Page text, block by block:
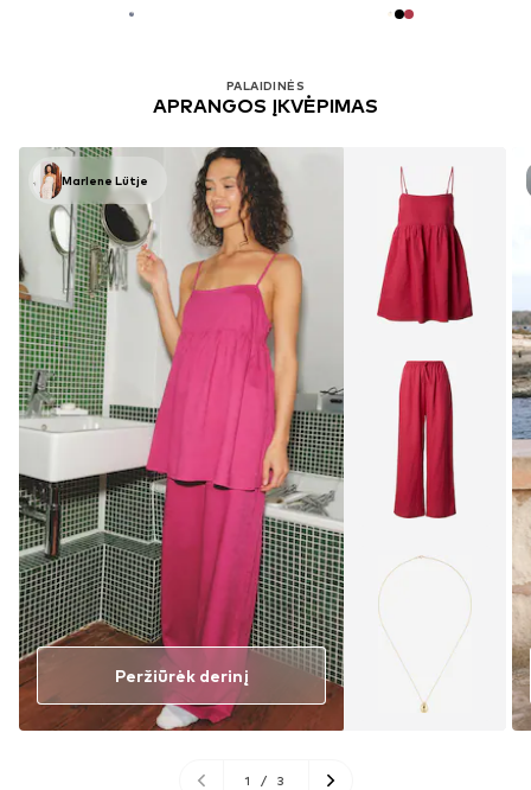
PALAIDINĖS
APRANGOS ĮKVĖPIMAS
Marlene Lütje
Peržiūrėk derinį
1 / 3